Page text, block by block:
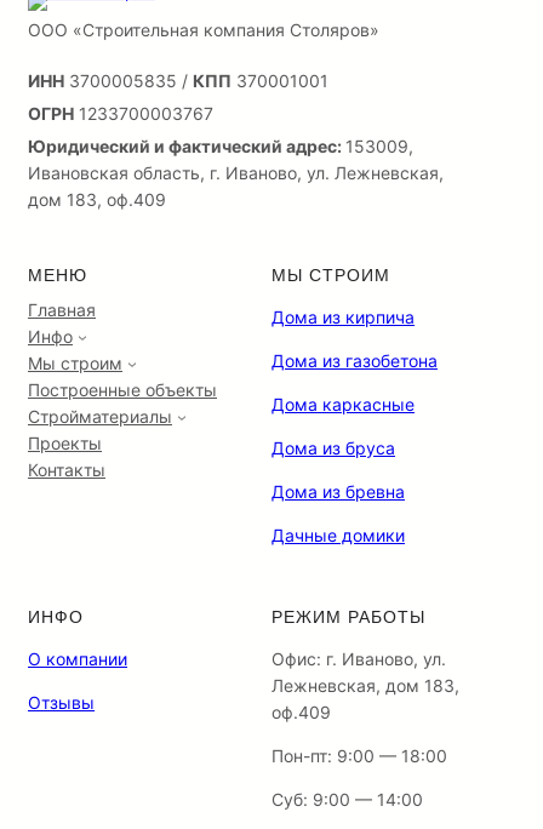
ООО «Строительная компания Столяров»
ИНН 3700005835 / КПП 370001001
ОГРН 1233700003767
Юридический и фактический адрес: 153009,
Ивановская область, г. Иваново, ул. Лежневская,
дом 183, оф.409
МЕНЮ
Главная
Инфо
Мы строим
Построенные объекты
Стройматериалы
Проекты
Контакты
МЫ СТРОИМ
Дома из кирпича
Дома из газобетона
Дома каркасные
Дома из бруса
Дома из бревна
Дачные домики
ИНФО
О компании
Отзывы
РЕЖИМ РАБОТЫ
Офис: г. Иваново, ул.
Лежневская, дом 183,
оф.409
Пон-пт: 9:00 — 18:00
Суб: 9:00 — 14:00